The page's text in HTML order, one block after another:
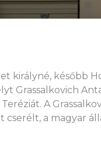
királyné, később
Grassalkovich
A
a magyar